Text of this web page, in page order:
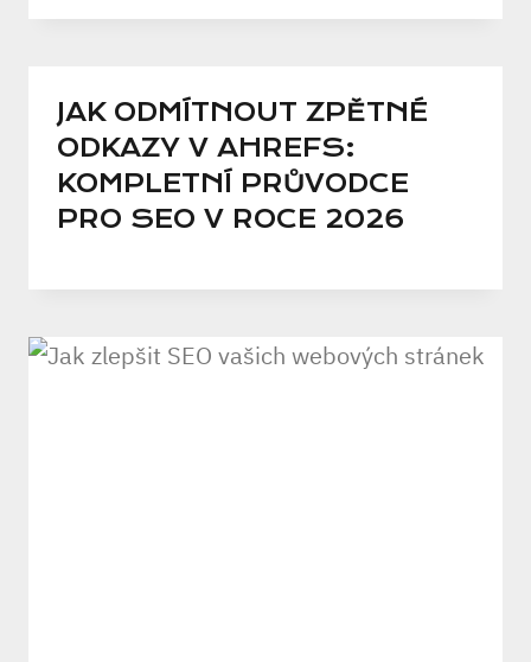
JAK ODMÍTNOUT ZPĚTNÉ
ODKAZY V AHREFS:
KOMPLETNÍ PRŮVODCE
PRO SEO V ROCE 2026